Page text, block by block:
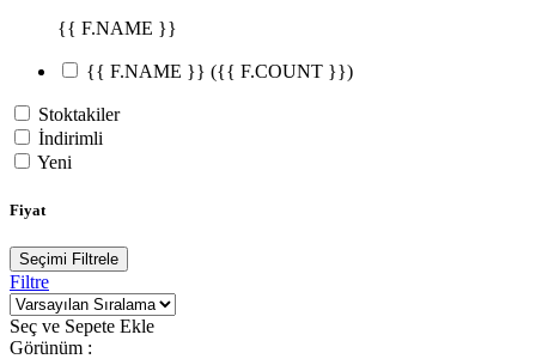
{{ F.NAME }}
{{ F.NAME }} ({{ F.COUNT }})
Stoktakiler
İndirimli
Yeni
Fiyat
Seçimi Filtrele
Filtre
Seç ve Sepete Ekle
Görünüm :